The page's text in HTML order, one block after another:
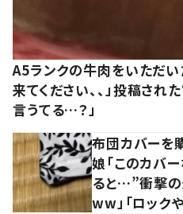
A5ランクの牛肉をいただ
来てください、、」投稿さ
言うてる…？」
布団カバーを
娘「このカバ
ると…”衝撃の
ww」「ロック